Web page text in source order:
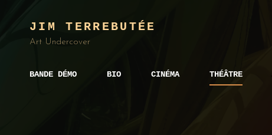
JIM TERREBUTÉE
Art Undercover
BANDE DÉMO BIO CINÉMA THÉÂTRE